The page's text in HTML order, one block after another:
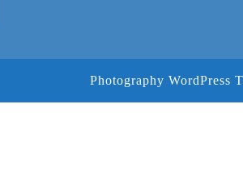
Photography WordPress